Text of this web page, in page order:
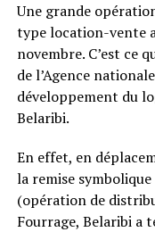
Une grande
type location-vente
novembre. C’est ce
de l’Agence
développement du
Belaribi.
En effet, en
la remise
(opération de
Fourrage, Belaribi a